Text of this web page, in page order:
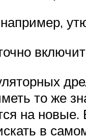
например,
то же
на новые.
в